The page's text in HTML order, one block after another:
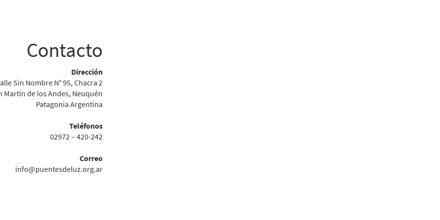
Contacto
Dirección
Sin Nombre N° 95, Chacra 2
Martín de los Andes, Neuquén
Patagonia Argentina
Teléfonos
02972 – 420-242
Correo
info@puentesdeluz.org.ar